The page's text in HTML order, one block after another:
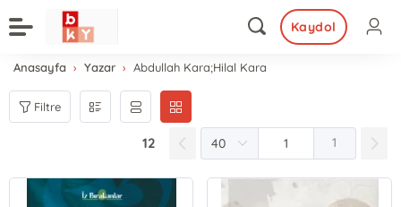
Kaydol
Anasayfa Yazar Abdullah Kara;Hilal Kara
Filtre
12 1